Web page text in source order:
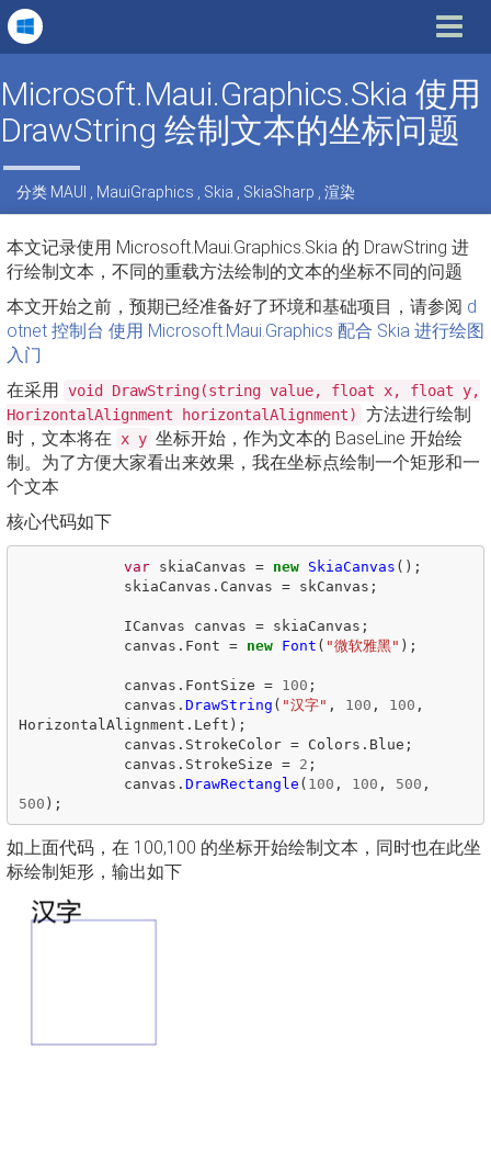
Toggle
Microsoft.Maui.Graphics.Skia 使用
DrawString 绘制文本的坐标问题
分类 MAUI MauiGraphics Skia SkiaSharp 渲染
本文记录使用 Microsoft.Maui.Graphics.Skia 的 DrawString 进
行绘制文本，不同的重载方法绘制的文本的坐标不同的问题
本文开始之前，预期已经准备好了环境和基础项目，请参阅 d
otnet 控制台 使用 Microsoft.Maui.Graphics 配合 Skia 进行绘图
入门
在采用 void DrawString(string value, float x, float y,
HorizontalAlignment horizontalAlignment)
方法进行绘制
时，文本将在
x y 坐标开始，作为文本的 BaseLine 开始绘
制。为了方便大家看出来效果，我在坐标点绘制一个矩形和一
个文本
核心代码如下
var skiaCanvas = new SkiaCanvas ();
skiaCanvas . Canvas = skCanvas ;
ICanvas canvas = skiaCanvas ;
canvas . Font = new Font ( "微软雅黑" );
canvas . FontSize = 100 ;
canvas . DrawString ( "汉字" , 100 , 100 ,
HorizontalAlignment . Left );
canvas . StrokeColor = Colors . Blue ;
canvas . StrokeSize = 2 ;
canvas . DrawRectangle ( 100 , 100 , 500 ,
500 );
如上面代码，在 100,100 的坐标开始绘制文本，同时也在此坐
标绘制矩形，输出如下